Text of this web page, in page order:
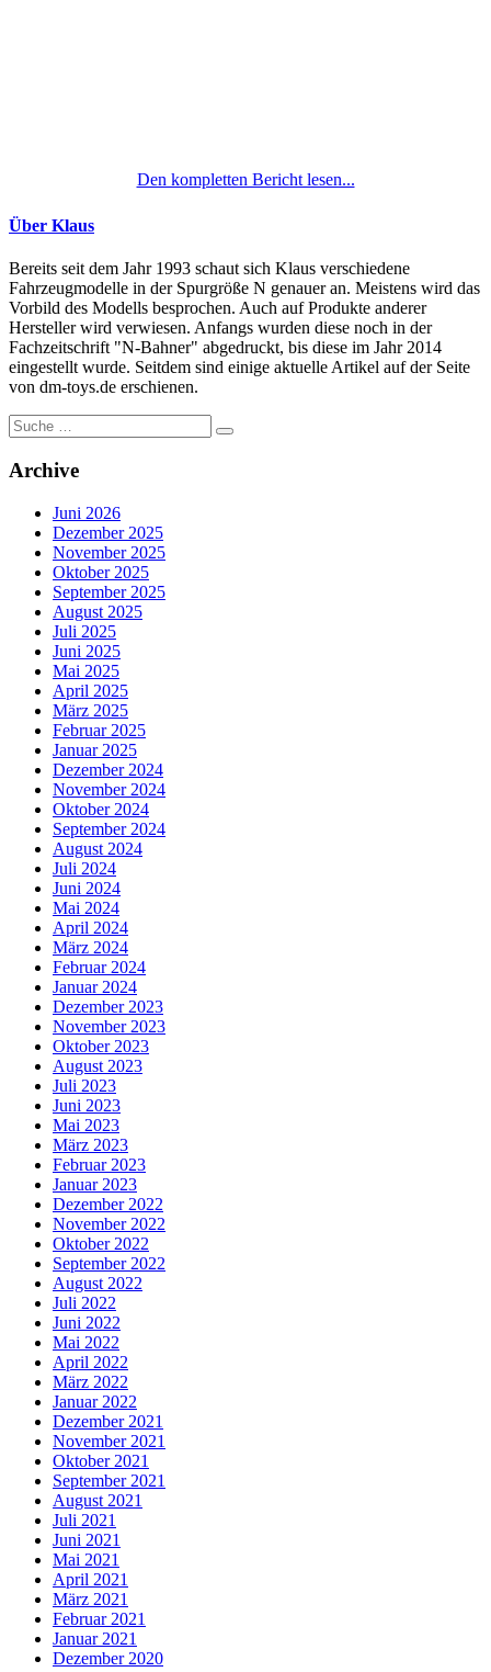
Den kompletten Bericht lesen...
Über Klaus
Bereits seit dem Jahr 1993 schaut sich Klaus verschiedene
Fahrzeugmodelle in der Spurgröße N genauer an. Meistens wird das
Vorbild des Modells besprochen. Auch auf Produkte anderer
Hersteller wird verwiesen. Anfangs wurden diese noch in der
Fachzeitschrift "N-Bahner" abgedruckt, bis diese im Jahr 2014
eingestellt wurde. Seitdem sind einige aktuelle Artikel auf der Seite
von dm-toys.de erschienen.
Suche
nach:
Archive
Juni 2026
Dezember 2025
November 2025
Oktober 2025
September 2025
August 2025
Juli 2025
Juni 2025
Mai 2025
April 2025
März 2025
Februar 2025
Januar 2025
Dezember 2024
November 2024
Oktober 2024
September 2024
August 2024
Juli 2024
Juni 2024
Mai 2024
April 2024
März 2024
Februar 2024
Januar 2024
Dezember 2023
November 2023
Oktober 2023
August 2023
Juli 2023
Juni 2023
Mai 2023
März 2023
Februar 2023
Januar 2023
Dezember 2022
November 2022
Oktober 2022
September 2022
August 2022
Juli 2022
Juni 2022
Mai 2022
April 2022
März 2022
Januar 2022
Dezember 2021
November 2021
Oktober 2021
September 2021
August 2021
Juli 2021
Juni 2021
Mai 2021
April 2021
März 2021
Februar 2021
Januar 2021
Dezember 2020